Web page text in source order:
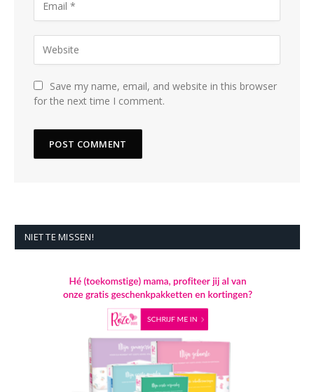
Save my name, email, and website in this browser
for the next time I comment.
NIET TE MISSEN!